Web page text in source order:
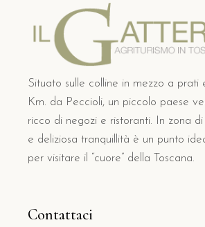
Situato sulle colline in mezzo a prati
Km. da Peccioli, un piccolo paese
ricco di negozi e ristoranti. In zona
e deliziosa tranquillità è un punto
per visitare il “cuore” della Toscana.
Contattaci